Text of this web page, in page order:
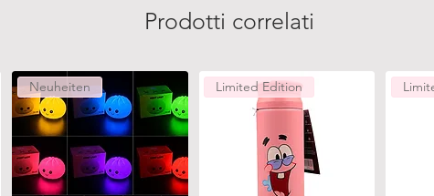
Prodotti correlati
Neuheiten Limited Edition